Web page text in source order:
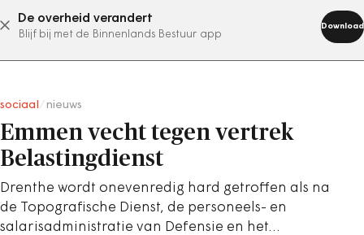
De overheid verandert
Blijf bij met de Binnenlands Bestuur app
Download
abonneer nu
sociaal nieuws
Emmen vecht tegen vertrek
Belastingdienst
Drenthe wordt onevenredig hard getroffen als na
de Topografische Dienst, de personeels- en
salarisadministratie van Defensie en het…